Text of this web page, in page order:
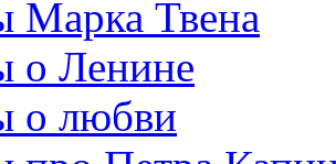
Марка Твена
о Ленине
о любви